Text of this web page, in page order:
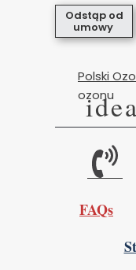
Odstąp od
umowy
FAQs
Polski
ozonu